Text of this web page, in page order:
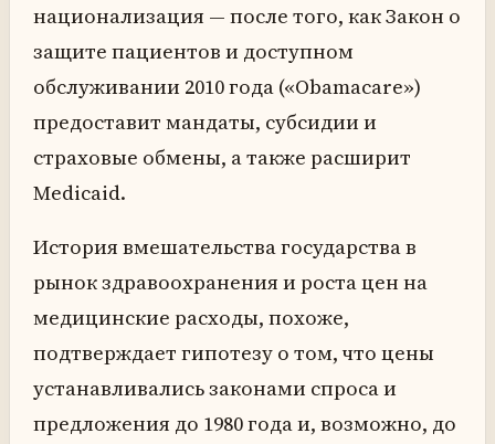
национализация — после того, как Закон о
защите пациентов и доступном
обслуживании 2010 года («Obamacare»)
предоставит мандаты, субсидии и
страховые обмены, а также расширит
Medicaid.
История вмешательства государства в
рынок здравоохранения и роста цен на
медицинские расходы, похоже,
подтверждает гипотезу о том, что цены
устанавливались законами спроса и
предложения до 1980 года и, возможно, до